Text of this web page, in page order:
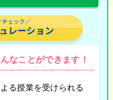
なことができます！
る授業を受けられる